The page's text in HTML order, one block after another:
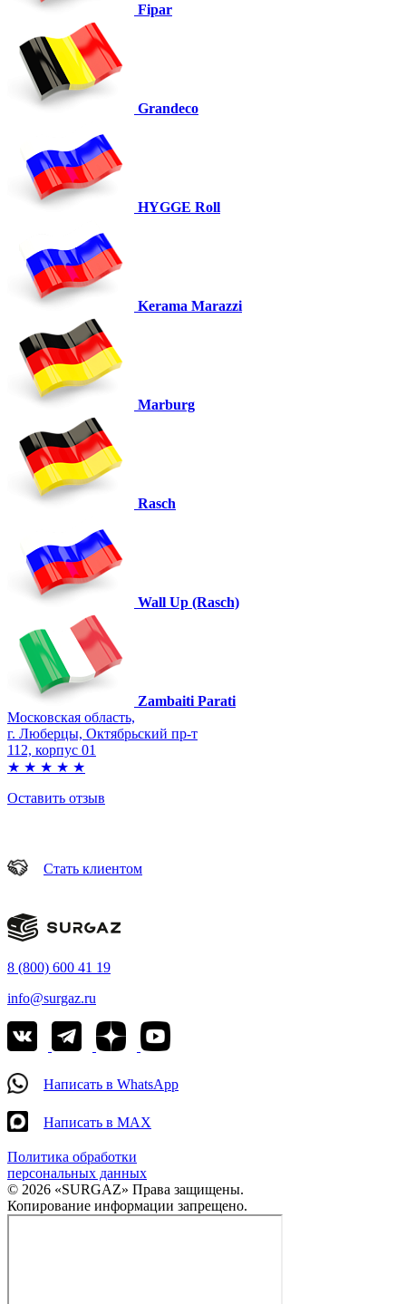
Fipar
Grandeco
HYGGE Roll
Kerama Marazzi
Marburg
Rasch
Wall Up (Rasch)
Zambaiti Parati
Московская область,
г. Люберцы, Октябрьский пр-т
112, корпус 01
★ ★ ★ ★ ★
Оставить отзыв
Стать клиентом
8 (800) 600 41 19
info@surgaz.ru
Написать в WhatsApp
Написать в MAX
Политика обработки
персональных данных
© 2026 «SURGAZ» Права защищены.
Копирование информации запрещено.